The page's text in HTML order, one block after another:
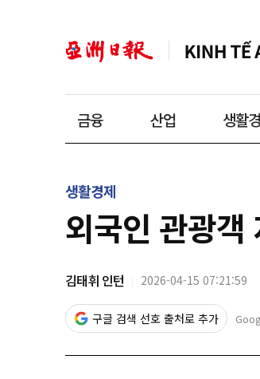
금융 산업 생활
생활경제
외국인 관광
김태휘 인턴 2026-04-15 07:21:59
구글 검색 선호 출처로 추가